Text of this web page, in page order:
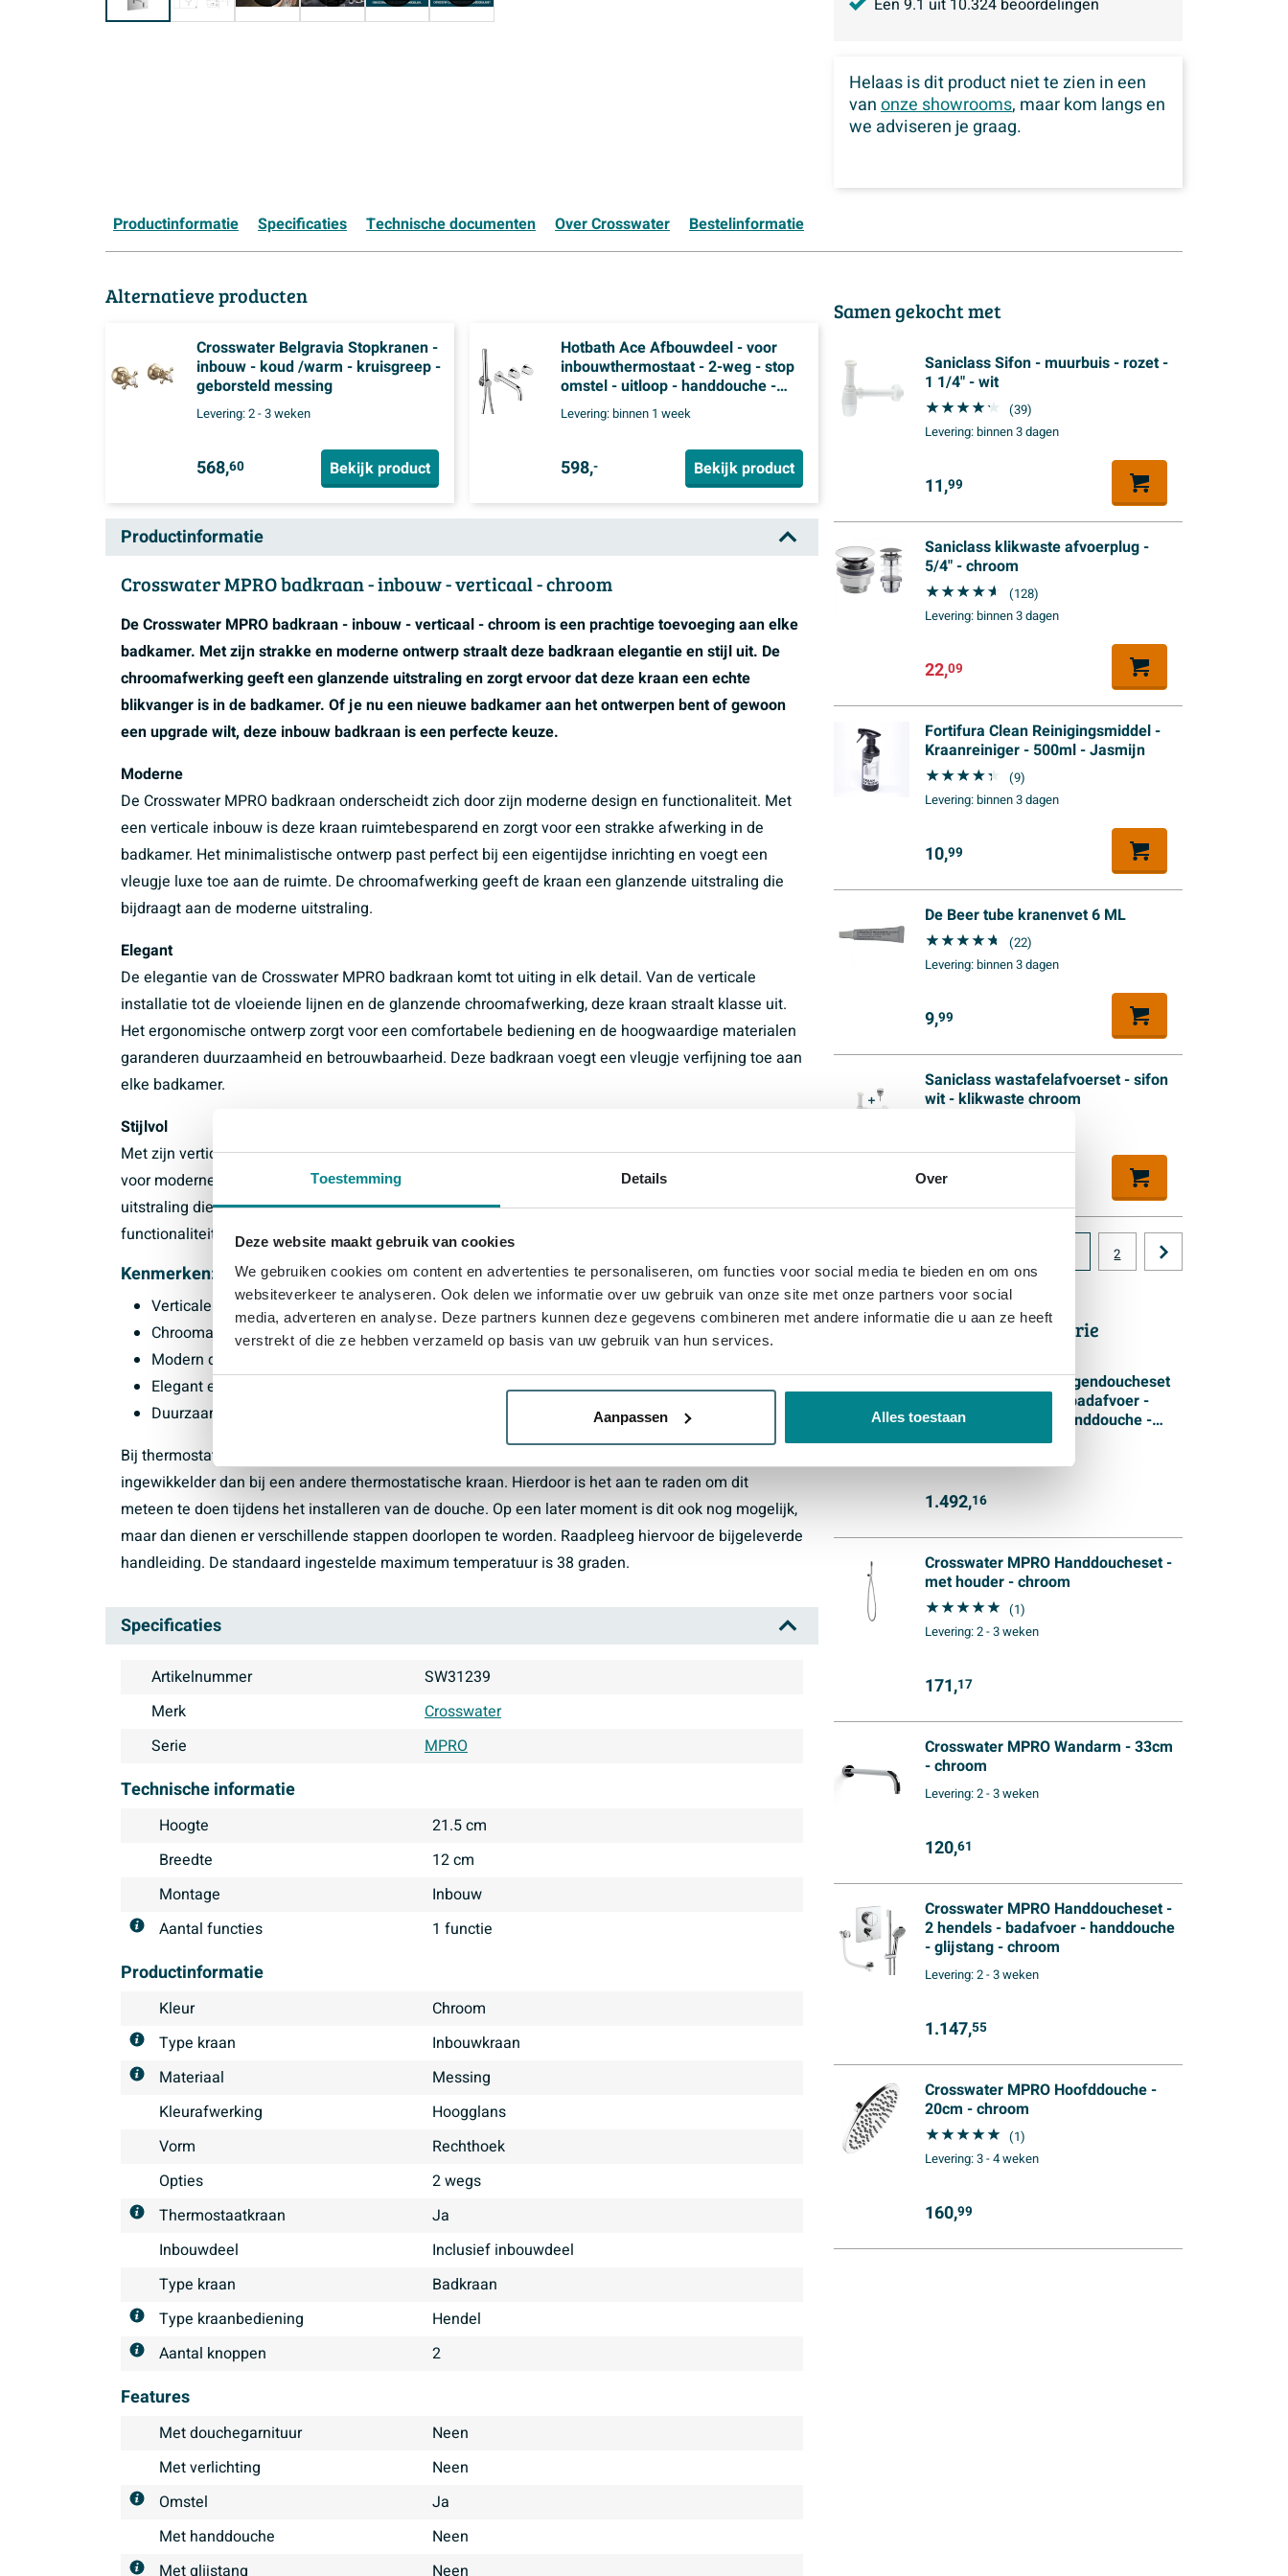
Toestemming Details Over
Deze website maakt gebruik van cookies
We gebruiken cookies om content en advertenties te personaliseren, om functies voor social media te bieden en om ons
websiteverkeer te analyseren. Ook delen we informatie over uw gebruik van onze site met onze partners voor social
media, adverteren en analyse. Deze partners kunnen deze gegevens combineren met andere informatie die u aan ze heeft
verstrekt of die ze hebben verzameld op basis van uw gebruik van hun services.
Aanpassen Alles toestaan
Een 9.1 uit 10.324 beoordelingen
Helaas is dit product niet te zien in een
vanonze showrooms, maar kom langs en
we adviseren je graag.
Productinformatie Specificaties Technische documenten Over Crosswater Bestelinformatie
Alternatieve producten
Crosswater Belgravia Stopkranen -
inbouw - koud /warm - kruisgreep -
geborsteld messing
Levering:2 - 3 weken
568,60 Bekijk product
Hotbath Ace Afbouwdeel - voor
inbouwthermostaat - 2-weg - stop
omstel - uitloop - handdouche -
doucheslang - Chroom
Levering:binnen 1 week
598,- Bekijk product
Productinformatie
Crosswater MPRO badkraan - inbouw - verticaal - chroom
De Crosswater MPRO badkraan - inbouw - verticaal - chroom is een prachtige toevoeging aan elke
badkamer. Met zijn strakke en moderne ontwerp straalt deze badkraan elegantie en stijl uit. De
chroomafwerking geeft een glanzende uitstraling en zorgt ervoor dat deze kraan een echte
blikvanger is in de badkamer. Of je nu een nieuwe badkamer aan het ontwerpen bent of gewoon
een upgrade wilt, deze inbouw badkraan is een perfecte keuze.
Moderne
De Crosswater MPRO badkraan onderscheidt zich door zijn moderne design en functionaliteit. Met
een verticale inbouw is deze kraan ruimtebesparend en zorgt voor een strakke afwerking in de
badkamer. Het minimalistische ontwerp past perfect bij een eigentijdse inrichting en voegt een
vleugje luxe toe aan de ruimte. De chroomafwerking geeft de kraan een glanzende uitstraling die
bijdraagt aan de moderne uitstraling.
Elegant
De elegantie van de Crosswater MPRO badkraan komt tot uiting in elk detail. Van de verticale
installatie tot de vloeiende lijnen en de glanzende chroomafwerking, deze kraan straalt klasse uit.
Het ergonomische ontwerp zorgt voor een comfortabele bediening en de hoogwaardige materialen
garanderen duurzaamheid en betrouwbaarheid. Deze badkraan voegt een vleugje verfijning toe aan
elke badkamer.
Stijlvol
Met zijn verticale inbouw en chroomafwerking is de Crosswater MPRO badkraan een stijlvolle keuze
voor moderne badkamers. Het slanke ontwerp en de strakke lijnen creëren een eigentijdse
uitstraling die perfect past bij een minimalistische inrichting. Deze kraan combineert stijl met
functionaliteit en is een essentieel element voor een luxe badkamerbeleving.
Kenmerken:
Verticale inbouw
Chroomafwerking
Modern design
Elegant en stijlvol
Duurzaam en betrouwbaar
Bij thermostatische kranen van Crosswater is het veranderen van de maximale temperatuur iets
ingewikkelder dan bij een andere thermostatische kraan. Hierdoor is het aan te raden om dit
meteen te doen tijdens het installeren van de douche. Op een later moment is dit ook nog mogelijk,
maar dan dienen er verschillende stappen doorlopen te worden. Raadpleeg hiervoor de bijgeleverde
handleiding. De standaard ingestelde maximum temperatuur is 38 graden.
Specificaties
Artikelnummer
SW31239
Merk
Crosswater
Serie
MPRO
Technische informatie
Hoogte
21.5 cm
Breedte
12 cm
Montage
inbouw
Aantal functies
1 functie
Productinformatie
Kleur
Chroom
Type kraan
inbouwkraan
Materiaal
Messing
Kleurafwerking
hoogglans
Vorm
Rechthoek
Opties
2 wegs
Thermostaatkraan
ja
Inbouwdeel
inclusief inbouwdeel
Type kraan
Badkraan
Type kraanbediening
Hendel
Aantal knoppen
2
Features
Met douchegarnituur
Neen
Met verlichting
Neen
Omstel
Ja
Met handdouche
Neen
Met glijstang
Neen
Samen gekocht met
Saniclass Sifon - muurbuis - rozet -
1 1/4" - wit
(39)
Levering:binnen 3 dagen
11,99
Saniclass klikwaste afvoerplug -
5/4" - chroom
(128)
Levering:binnen 3 dagen
22,09
Fortifura Clean Reinigingsmiddel -
Kraanreiniger - 500ml - Jasmijn
(9)
Levering:binnen 3 dagen
10,99
De Beer tube kranenvet 6 ML
(22)
Levering:binnen 3 dagen
9,99
Saniclass wastafelafvoerset - sifon
wit - klikwaste chroom
37,99
2
Andere producten in deze serie
Crosswater MPRO Regendoucheset
inbouw - 2 hendels - badafvoer -
30cm douchekop - handdouche -
glijstang - wandarm - chroom
Levering:2 - 3 weken
1.492,16
Crosswater MPRO Handdoucheset -
met houder - chroom
(1)
Levering:2 - 3 weken
171,17
Crosswater MPRO Wandarm - 33cm
- chroom
Levering:2 - 3 weken
120,61
Crosswater MPRO Handdoucheset -
2 hendels - badafvoer - handdouche
- glijstang - chroom
Levering:2 - 3 weken
1.147,55
Crosswater MPRO Hoofddouche -
20cm - chroom
(1)
Levering:3 - 4 weken
160,99